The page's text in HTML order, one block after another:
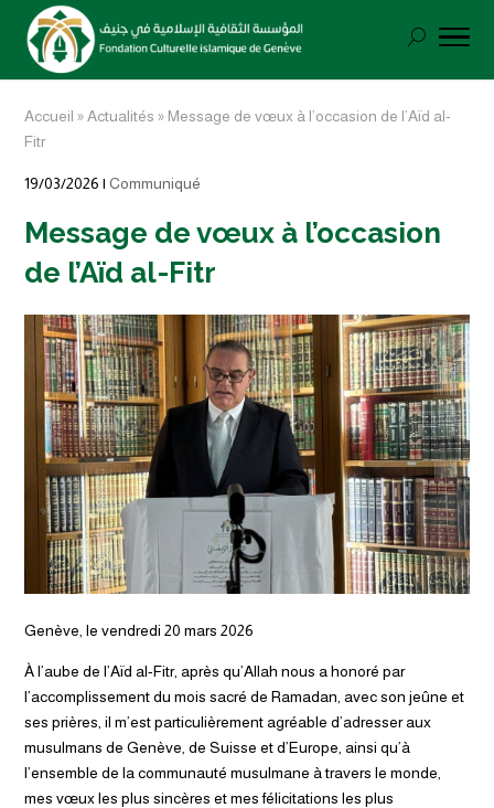
Accueil » Actualités » Message de vœux à l’occasion de l’Aïd al-
Fitr
19/03/2026 | Communiqué
Message de vœux à l’occasion
de l’Aïd al-Fitr
Genève, le vendredi 20 mars 2026
À l’aube de l’Aïd al-Fitr, après qu’Allah nous a honoré par
l’accomplissement du mois sacré de Ramadan, avec son jeûne et
ses prières, il m’est particulièrement agréable d’adresser aux
musulmans de Genève, de Suisse et d’Europe, ainsi qu’à
l’ensemble de la communauté musulmane à travers le monde,
mes vœux les plus sincères et mes félicitations les plus